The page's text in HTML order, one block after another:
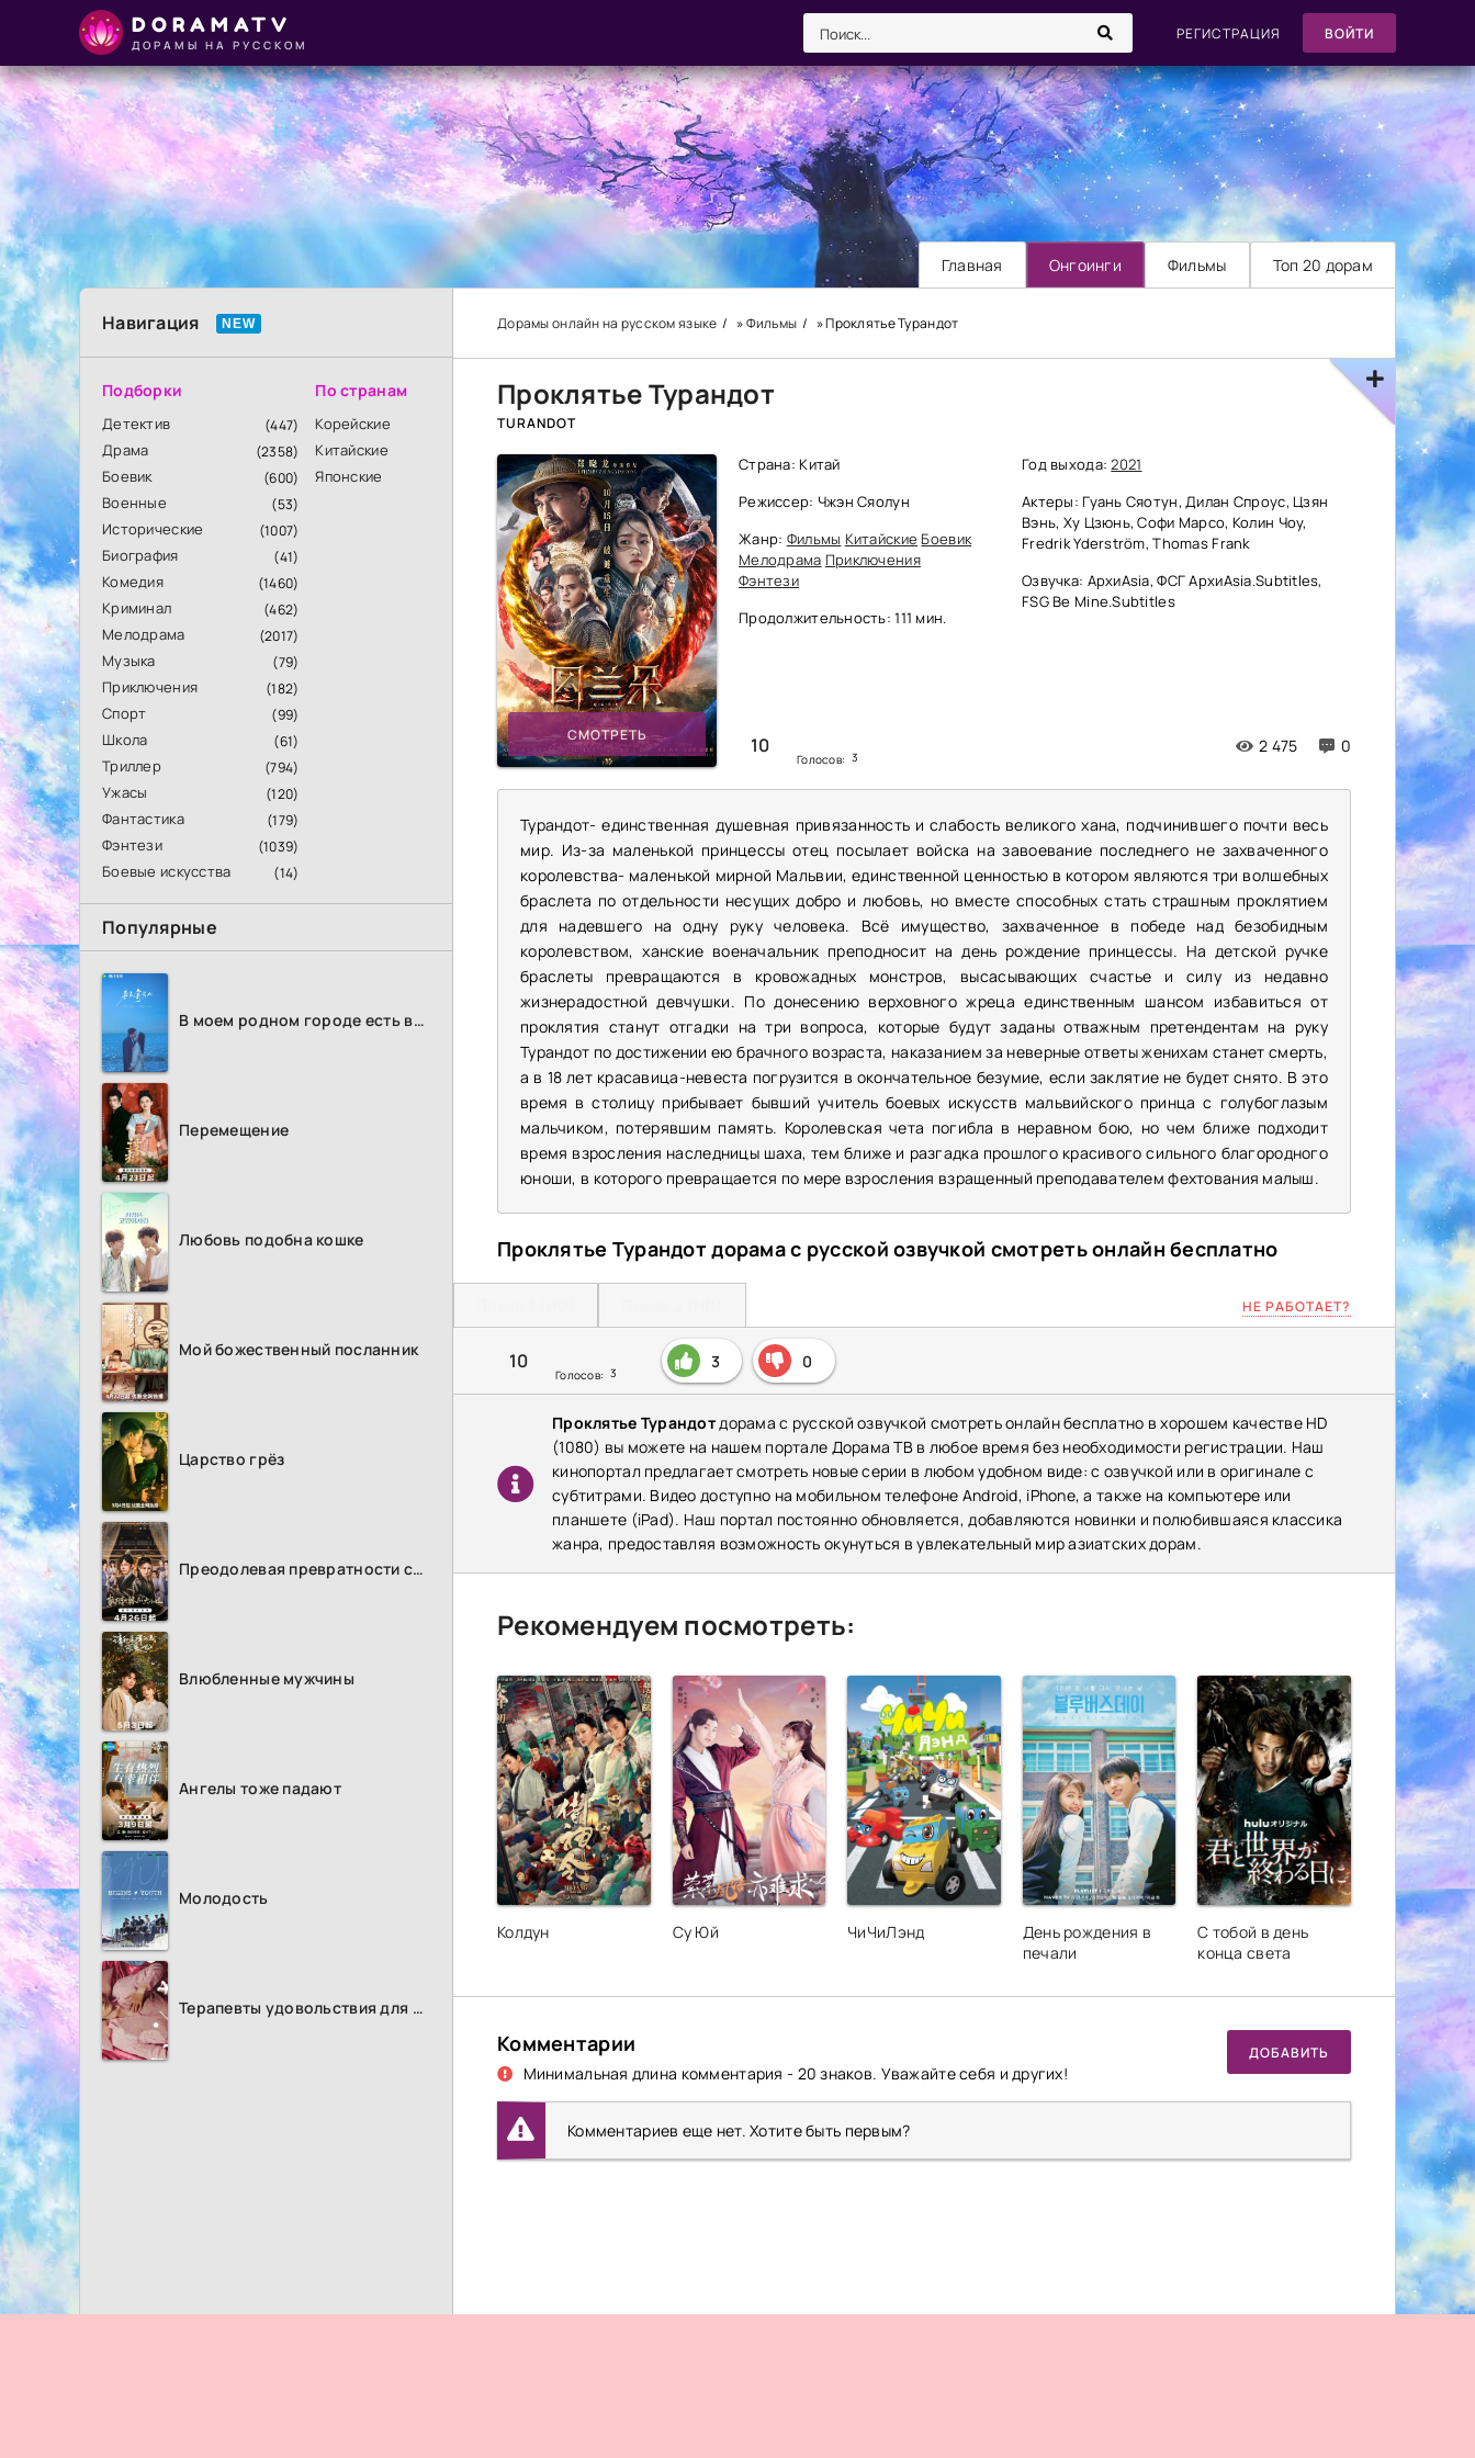
DORAMATV
ДОРАМЫ НА РУССКОМ
РЕГИСТРАЦИЯ ВОЙТИ
Главная Онгоинги Фильмы Топ 20 дорам
Навигация
Подборки
Детектив (447)
Драма (2358)
Боевик (600)
Военные (53)
Исторические (1007)
Биография (41)
Комедия (1460)
Криминал (462)
Мелодрама (2017)
Музыка (79)
Приключения (182)
Спорт (99)
Школа (61)
Триллер (794)
Ужасы (120)
Фантастика (179)
Фэнтези (1039)
Боевые искусства (14)
По странам
Корейские
Китайские
Японские
Популярные
В моем родном городе есть возлюбленный
Перемещение
Любовь подобна кошке
Мой божественный посланник
Царство грёз
Преодолевая превратности судьбы
Влюбленные мужчины
Ангелы тоже падают
Молодость
Терапевты удовольствия для женщин
Дорамы онлайн на русском языке »Фильмы » Проклятье Турандот
Проклятье Турандот
TURANDOT
СМОТРЕТЬ
Страна: Китай
Режиссер: Чжэн Сяолун
Жанр: Фильмы Китайские Боевик
Мелодрама Приключения
Фэнтези
Продолжительность: 111 мин.
10
Голосов: 3
2 475 0
Год выхода:2021
Актеры: Гуань Сяотун, Дилан Спроус, Цзян
Вэнь, Ху Цзюнь, Софи Марсо, Колин Чоу,
Fredrik Yderström, Thomas Frank
Озвучка: АрхиAsia, ФСГ АрхиAsia.Subtitles,
FSG Be Mine.Subtitles
Турандот- единственная душевная привязанность и слабость великого хана, подчинившего почти весь
мир. Из-за маленькой принцессы отец посылает войска на завоевание последнего не захваченного
королевства- маленькой мирной Мальвии, единственной ценностью в котором являются три волшебных
браслета по отдельности несущих добро и любовь, но вместе способных стать страшным проклятием
для надевшего на одну руку человека. Всё имущество, захваченное в победе над безобидным
королевством, ханские военачальник преподносит на день рождение принцессы. На детской ручке
браслеты превращаются в кровожадных монстров, высасывающих счастье и силу из недавно
жизнерадостной девчушки. По донесению верховного жреца единственным шансом избавиться от
проклятия станут отгадки на три вопроса, которые будут заданы отважным претендентам на руку
Турандот по достижении ею брачного возраста, наказанием за неверные ответы женихам станет смерть,
а в 18 лет красавица-невеста погрузится в окончательное безумие, если заклятие не будет снято. В это
время в столицу прибывает бывший учитель боевых искусств мальвийского принца с голубоглазым
мальчиком, потерявшим память. Королевская чета погибла в неравном бою, но чем ближе подходит
время взросления наследницы шаха, тем ближе и разгадка прошлого красивого сильного благородного
юноши, в которого превращается по мере взросления взращенный преподавателем фехтования малыш.
Проклятье Турандот дорама с русской озвучкой смотреть онлайн бесплатно
НЕ РАБОТАЕТ?
10
Голосов: 3
3 0
Проклятье Турандотдорама с русской озвучкой смотреть онлайн бесплатно в хорошем качестве HD
(1080) вы можете на нашем портале Дорама ТВ в любое время без необходимости регистрации. Наш
кинопортал предлагает смотреть новые серии в любом удобном виде: с озвучкой или в оригинале с
субтитрами. Видео доступно на мобильном телефоне Android, iPhone, а также на компьютере или
планшете (iPad). Наш портал постоянно обновляется, добавляются новинки и полюбившаяся классика
жанра, предоставляя возможность окунуться в увлекательный мир азиатских дорам.
Рекомендуем посмотреть:
Колдун Су Юй ЧиЧиЛэнд
День рождения в
печали
С тобой в день
конца света
Комментарии
Минимальная длина комментария - 20 знаков. Уважайте себя и других!
ДОБАВИТЬ
Комментариев еще нет. Хотите быть первым?